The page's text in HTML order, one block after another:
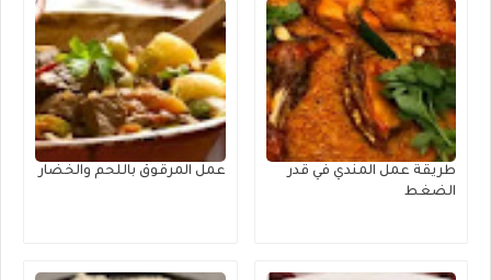
طريقة عمل المندي في قدر
الضغط
عمل المرقوق باللحم والخضار